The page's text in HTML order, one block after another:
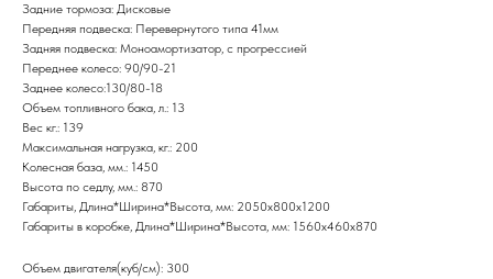
Задние тормоза: Дисковые
Передняя подвеска: Перевернутого типа 41мм
Задняя подвеска: Моноамортизатор, с прогрессией
Переднее колесо: 90/90-21
Заднее колесо:130/80-18
Объем топливного бака, л.: 13
Вес кг.: 139
Максимальная нагрузка, кг.: 200
Колесная база, мм.: 1450
Высота по седлу, мм.: 870
Габариты, Длина*Ширина*Высота, мм: 2050x800x1200
Габариты в коробке, Длина*Ширина*Высота, мм: 1560х460х870
Объем двигателя(куб/см): 300